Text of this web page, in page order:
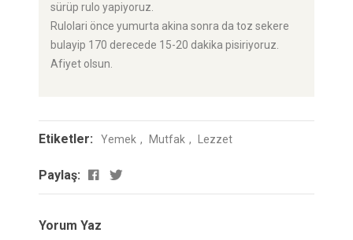
sürüp rulo yapiyoruz.
Rulolari önce yumurta akina sonra da toz sekere
bulayip 170 derecede 15-20 dakika pisiriyoruz.
Afiyet olsun.
Etiketler: Yemek Mutfak Lezzet
Paylaş:
Yorum Yaz